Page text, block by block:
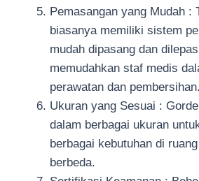
Pemasangan yang Mudah :
biasanya memiliki sistem
mudah dipasang dan
memudahkan staf medis
perawatan dan pembersihan.
Ukuran yang Sesuai :
dalam berbagai ukuran
berbagai kebutuhan di
berbeda.